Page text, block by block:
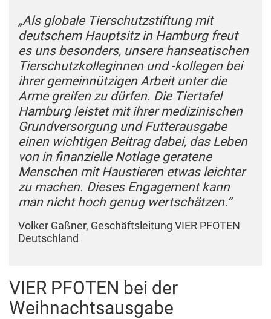
„Als globale Tierschutzstiftung mit
deutschem Hauptsitz in Hamburg freut
es uns besonders, unsere hanseatischen
Tierschutzkolleginnen und -kollegen bei
ihrer gemeinnützigen Arbeit unter die
Arme greifen zu dürfen. Die Tiertafel
Hamburg leistet mit ihrer medizinischen
Grundversorgung und Futterausgabe
einen wichtigen Beitrag dabei, das Leben
von in finanzielle Notlage geratene
Menschen mit Haustieren etwas leichter
zu machen. Dieses Engagement kann
man nicht hoch genug wertschätzen.“
Volker Gaßner, Geschäftsleitung VIER PFOTEN
Deutschland
VIER PFOTEN bei der
Weihnachtsausgabe